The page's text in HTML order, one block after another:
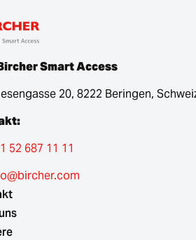
Smart Access
20, 8222 Beringen,
52 687 11 11